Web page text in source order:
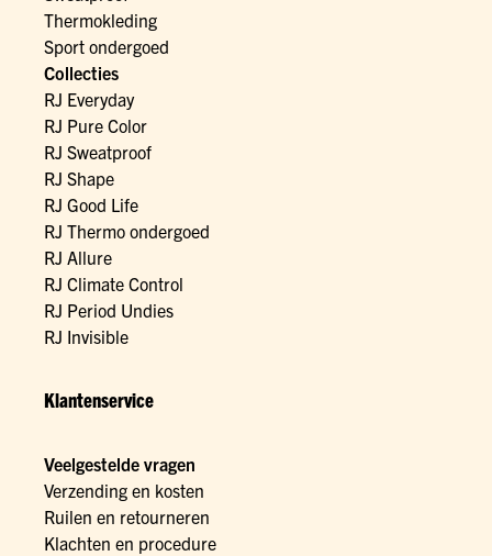
Thermokleding
Sport ondergoed
Collecties
RJ Everyday
RJ Pure Color
RJ Sweatproof
RJ Shape
RJ Good Life
RJ Thermo ondergoed
RJ Allure
RJ Climate Control
RJ Period Undies
RJ Invisible
Klantenservice
Veelgestelde vragen
Verzending en kosten
Ruilen en retourneren
Klachten en procedure